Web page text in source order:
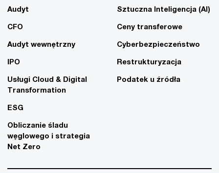
Audyt
CFO
Audyt wewnętrzny
IPO
Usługi Cloud & Digital
Transformation
ESG
Obliczanie śladu
węglowego i strategia
Net Zero
Sztuczna Inteligencja (AI)
Ceny transferowe
Cyberbezpieczeństwo
Restrukturyzacja
Podatek u źródła